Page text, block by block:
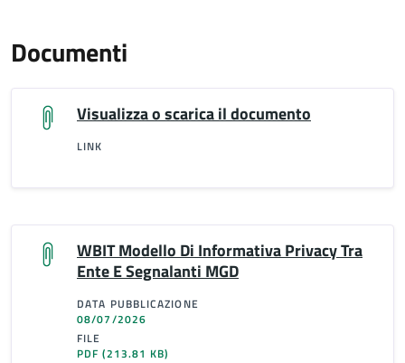
Documenti
Visualizza o scarica il documento
LINK
WBIT Modello Di Informativa Privacy Tra
Ente E Segnalanti MGD
DATA PUBBLICAZIONE
08/07/2026
FILE
PDF(213.81 KB)